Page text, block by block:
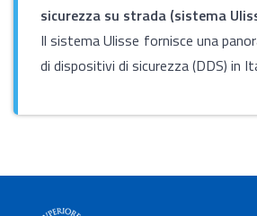
sicurezza su strada (sistema
Il sistema Ulisse fornisce una
di dispositivi di sicurezza (DDS) in